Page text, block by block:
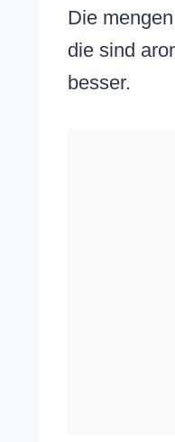
Die
die sind
besser.